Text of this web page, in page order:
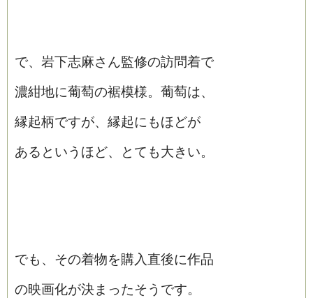
で、岩下志麻さん監修の訪問着で
濃紺地に葡萄の裾模様。葡萄は、
縁起柄ですが、縁起にもほどが
あるというほど、とても大きい。
でも、その着物を購入直後に作品
の映画化が決まったそうです。